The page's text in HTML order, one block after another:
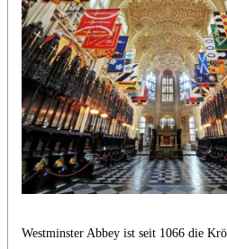
Westminster Abbey ist seit 1066 die